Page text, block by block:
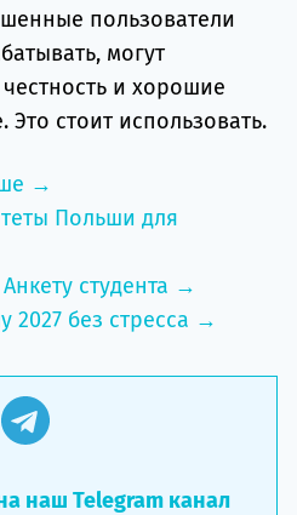
пользователи
могут
и хорошие
стоит использовать.
→
Польши для
студента →
2027 без стресса →
наш Telegram канал